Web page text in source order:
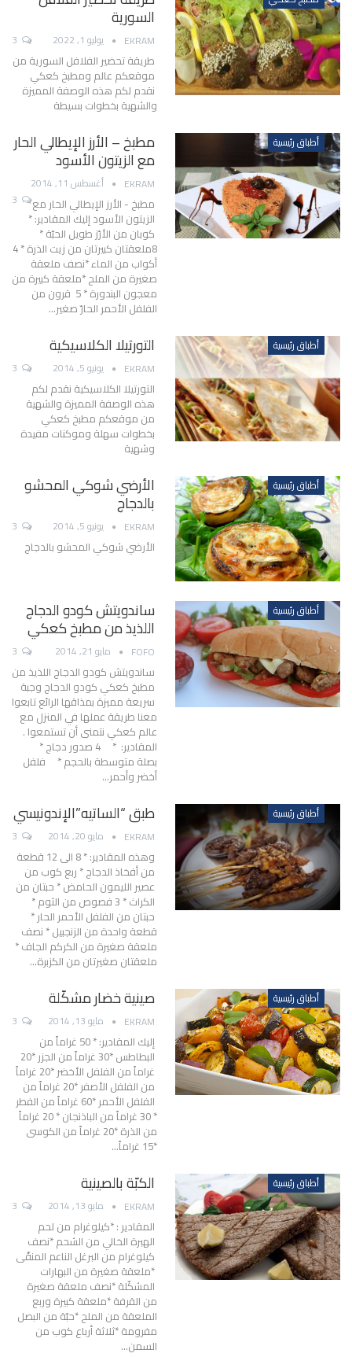
السورية
EKRAM يوليو 1, 2022
طريقة تحضير الفلافل السورية من
موقعكم عالم ومطبخ كعكي
نقدم لكم هذه الوصفة المميزة
والشهية بخطوات بسيطة
أطباق رئيسية مطبخ – الأرز الإيطالي الحار
مع الزيتون الأسود
EKRAM
أغسطس 11, 2014
مطبخ - الأرز الإيطالي الحار مع
الزيتون الأسود إليك المقادير: *
كوبان من الأرّز طويل الحبّة *
8ملعقتان كبيرتان من زيت الذرة * 4
أكواب من الماء *نصف ملعقة
صغيرة من الملح *ملعقة كبيرة من
معجون البندورة * 5 قرون من
الفلفل الأحمر الحارّ صغير…
أطباق رئيسية التورتيلا الكلاسيكية
EKRAM يونيو 5, 2014
التورتيلا الكلاسيكية نقدم لكم
هذه الوصفة المميزة والشهية
من موقعكم مطبخ كعكي
بخطوات سهلة وموكنات مفيدة
وشهية
أطباق رئيسية الأرضي شوكي المحشو
بالدجاج
EKRAM يونيو 5, 2014
الأرضي شوكي المحشو بالدجاج
أطباق رئيسية ساندويتش كودو الدجاج
اللذيذ من مطبخ كعكي
FOFO مايو 21, 2014
ساندويتش كودو الدجاج اللذيذ من
مطبخ كعكي كودو الدجاج وجبة
سريعة مميزة بمذاقها الرائع تابعوا
معنا طريقة عملها في المنزل مع
عالم كعكي نتمنى أن تستمعوا .
المقادير: * 4 صدور دجاج *
بصلة متوسطة بالحجم * فلفل
أخضر وأحمر…
أطباق رئيسية طبق “الساتيه”الإندونيسي
EKRAM مايو 20, 2014
وهذه المقادير: * 8 الى 12 قطعة
من أفخاذ الدجاج * ربع كوب من
عصير الليمون الحامض * حبتان من
الكراث * 3 فصوص من الثوم *
حبتان من الفلفل الأحمر الحار *
قطعة واحدة من الزنجبيل * نصف
ملعقة صغيرة من الكركم الجاف *
ملعقتان صغيرتان من الكزبرة…
أطباق رئيسية صينية خضار مشكّلة
EKRAM مايو 13, 2014
إليك المقادير: * 50 غراماً من
البطاطس *30 غراماً من الجزر *20
غراماً من الفلفل الأخضر *20 غراماً
من الفلفل الأصفر *20 غراماً من
الفلفل الأحمر *60 غراماً من الفطر
* 30 غراماً من الباذنجان * 20 غراماً
من الذرة *20 غراماً من الكوسى
*15 غراماً…
أطباق رئيسية الكبّة بالصينية
EKRAM مايو 13, 2014
المقادير : *كيلوغرام من لحم
الهبرة الخالي من الشحم *نصف
كيلوغرام من البرغل الناعم المنقّى
*ملعقة صغيرة من البهارات
المشكّلة *نصف ملعقة صغيرة
من القرفة *ملعقة كبيرة وربع
الملعقة من الملح *حبّة من البصل
مفرومة *ثلاثة أرباع كوب من
السمن…